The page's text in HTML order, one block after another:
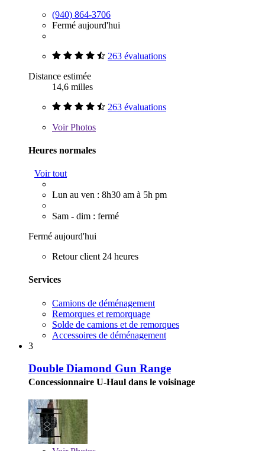
(940) 864-3706
Fermé aujourd'hui
263 évaluations
Distance estimée
14,6 milles
263 évaluations
VoirPhotos
Heures normales
Voir tout
Lun au ven : 8h30 am à 5h pm
Sam - dim : fermé
Fermé aujourd'hui
Retour client 24 heures
Services
Camions de déménagement
Remorques et remorquage
Solde de camions et de remorques
Accessoires de déménagement
3
Double Diamond Gun Range
Concessionnaire U-Haul dans le voisinage